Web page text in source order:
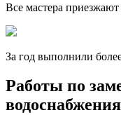
Все мастера
За год выполнили
Работы по
водоснабжения